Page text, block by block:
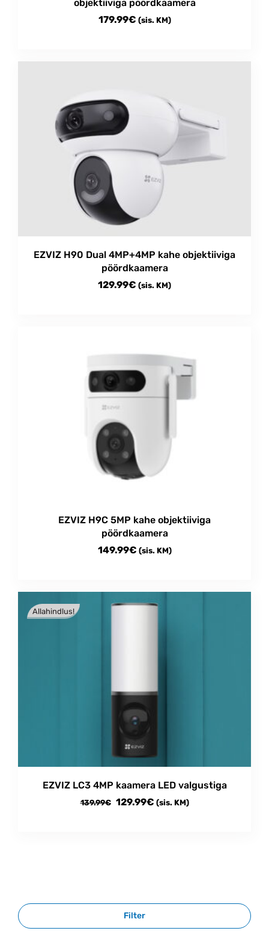
objektiiviga pöördkaamera
179.99€ (sis. KM)
EZVIZ H90 Dual 4MP+4MP kahe objektiiviga
pöördkaamera
129.99€ (sis. KM)
EZVIZ H9C 5MP kahe objektiiviga
pöördkaamera
149.99€ (sis. KM)
Allahindlus!
EZVIZ LC3 4MP kaamera LED valgustiga
139.99€ Algne
129.99€Current
(sis. KM)
Filter